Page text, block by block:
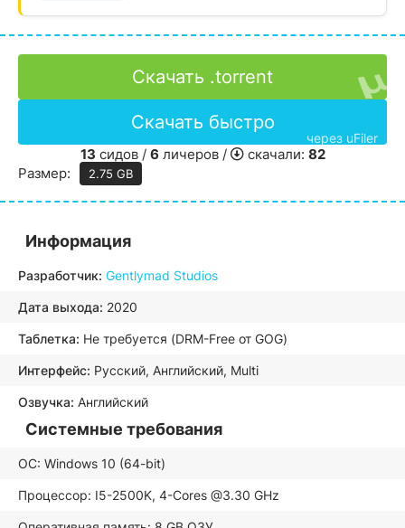
Скачать .torrent
Скачать быстро
через uFiler
13 сидов / 6личеров / скачали: 82
Размер:
2.75 GB
Информация
Разработчик: Gentlymad Studios
Дата выхода: 2020
Таблетка: Не требуется (DRM-Free от GOG)
Интерфейс: Русский, Английский, Multi
Озвучка: Английский
Системные требования
ОС: Windows 10 (64-bit)
Процессор: I5-2500K, 4-Cores @3.30 GHz